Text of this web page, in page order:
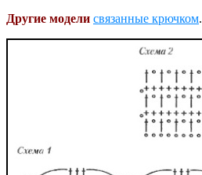
Другие модели связанные крючком.